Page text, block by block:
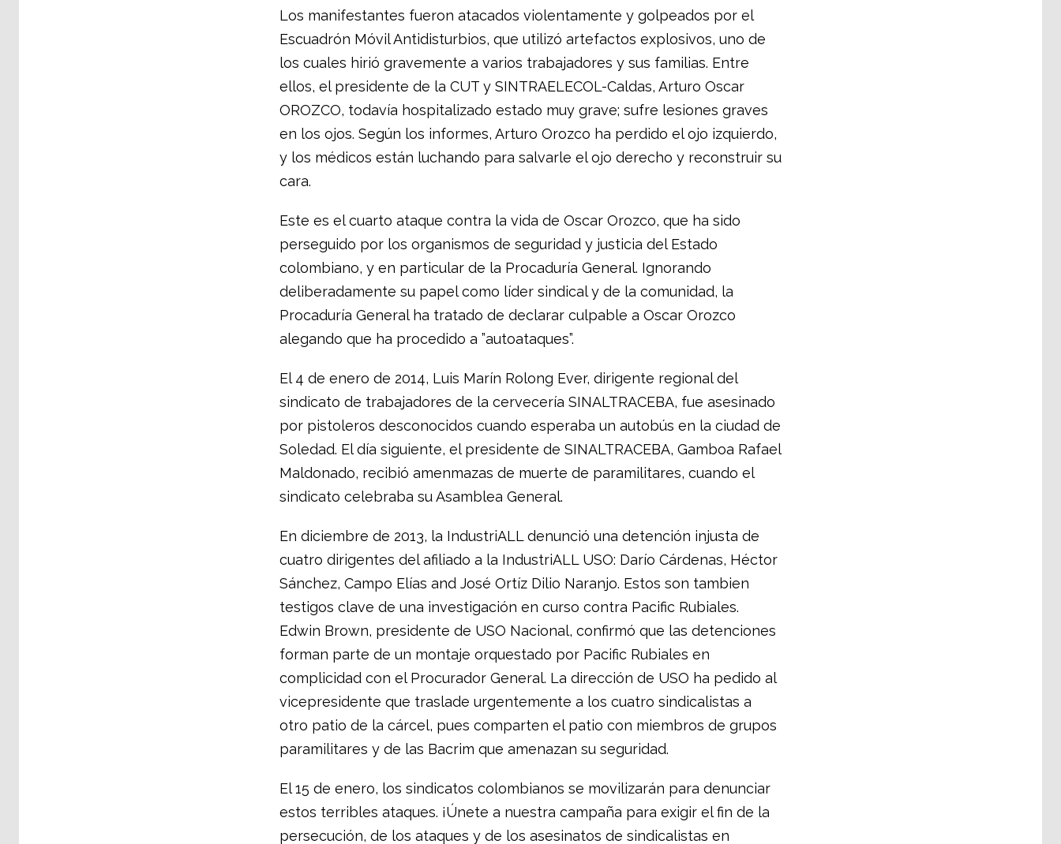
Los manifestantes fueron atacados violentamente y golpeados por el
Escuadrón Móvil Antidisturbios, que utilizó artefactos explosivos, uno de
los cuales hirió gravemente a varios trabajadores y sus familias. Entre
ellos, el presidente de la CUT y SINTRAELECOL-Caldas, Arturo Oscar
OROZCO, todavía hospitalizado estado muy grave; sufre lesiones graves
en los ojos. Según los informes, Arturo Orozco ha perdido el ojo izquierdo,
y los médicos están luchando para salvarle el ojo derecho y reconstruir su
cara.
Este es el cuarto ataque contra la vida de Oscar Orozco, que ha sido
perseguido por los organismos de seguridad y justicia del Estado
colombiano, y en particular de la Procaduría General. Ignorando
deliberadamente su papel como líder sindical y de la comunidad, la
Procaduría General ha tratado de declarar culpable a Oscar Orozco
alegando que ha procedido a ”autoataques”.
El 4 de enero de 2014, Luis Marín Rolong Ever, dirigente regional del
sindicato de trabajadores de la cervecería SINALTRACEBA, fue asesinado
por pistoleros desconocidos cuando esperaba un autobús en la ciudad de
Soledad. El día siguiente, el presidente de SINALTRACEBA, Gamboa Rafael
Maldonado, recibió amenmazas de muerte de paramilitares, cuando el
sindicato celebraba su Asamblea General.
En diciembre de 2013, la IndustriALL denunció una detención injusta de
cuatro dirigentes del afiliado a la IndustriALL USO: Darío Cárdenas, Héctor
Sánchez, Campo Elías and José Ortíz Dilio Naranjo. Estos son tambien
testigos clave de una investigación en curso contra Pacific Rubiales.
Edwin Brown, presidente de USO Nacional, confirmó que las detenciones
forman parte de un montaje orquestado por Pacific Rubiales en
complicidad con el Procurador General. La dirección de USO ha pedido al
vicepresidente que traslade urgentemente a los cuatro sindicalistas a
otro patio de la cárcel, pues comparten el patio con miembros de grupos
paramilitares y de las Bacrim que amenazan su seguridad.
El 15 de enero, los sindicatos colombianos se movilizarán para denunciar
estos terribles ataques. ¡Únete a nuestra campaña para exigir el fin de la
persecución, de los ataques y de los asesinatos de sindicalistas en